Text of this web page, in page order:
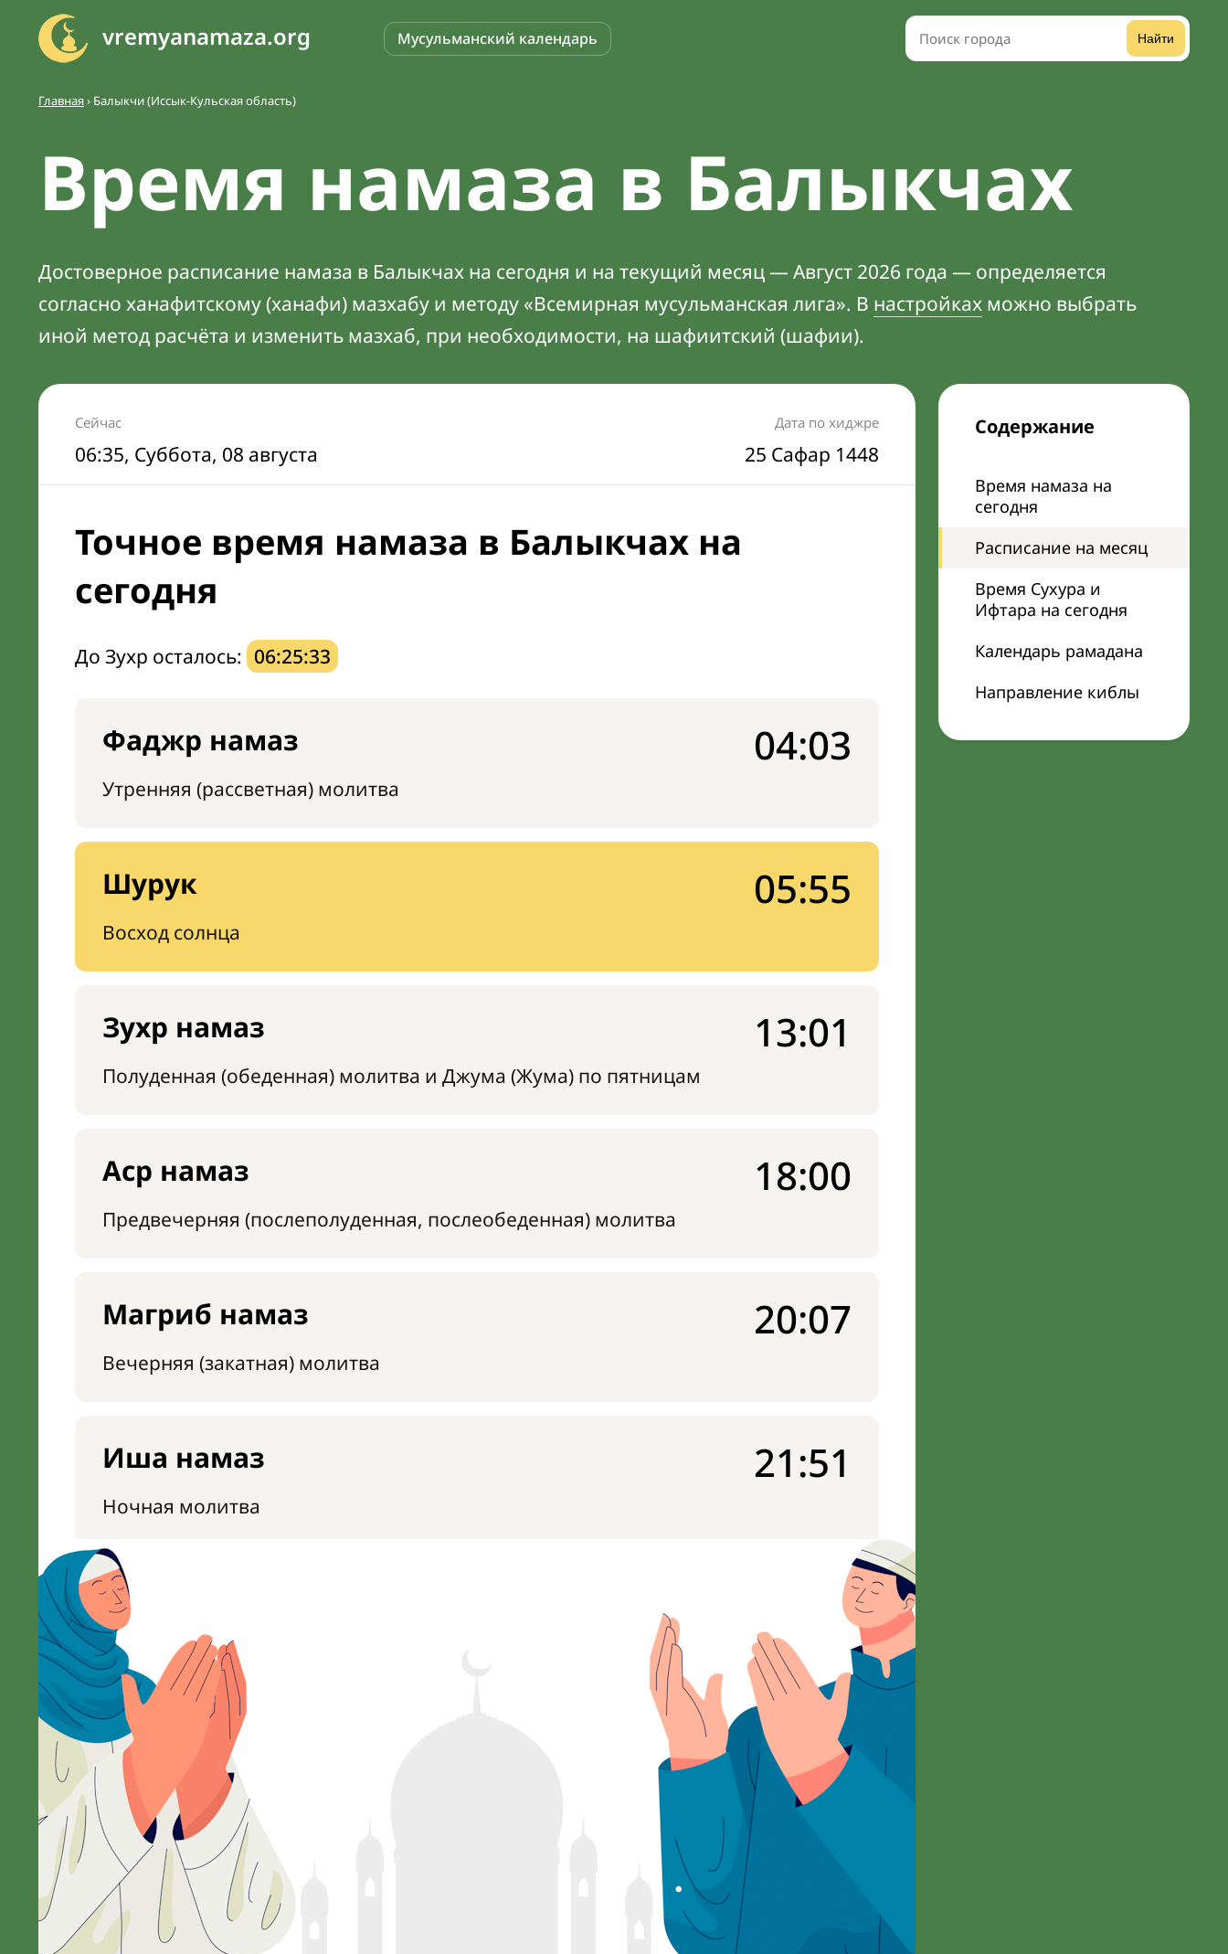
vremyanamaza.org Мусульманский календарь Найти
Главная› Балыкчи (Иссык-Кульская область)
Время намаза в Балыкчах
Достоверное расписание намаза в Балыкчах на сегодня и на текущий месяц — Август 2026 года — определяется
согласно ханафитскому (ханафи) мазхабу и методу «Всемирная мусульманская лига». В настройках можно выбрать
иной метод расчёта и изменить мазхаб, при необходимости, на шафиитский (шафии).
Содержание
Время намаза на
сегодня
Расписание на месяц
Время Сухура и
Ифтара на сегодня
Календарь рамадана
Направление киблы
Сейчас
06:35, Суббота, 08 августа
Дата по хиджре
25 Сафар 1448
Точное время намаза в Балыкчах на
сегодня
До Зухр осталось: 06:25:32
Фаджр намаз
Утренняя (рассветная) молитва
04:03
Шурук
Восход солнца
05:55
Зухр намаз
Полуденная (обеденная) молитва и Джума (Жума) по пятницам
13:01
Аср намаз
Предвечерняя (послеполуденная, послеобеденная) молитва
18:00
Магриб намаз
Вечерняя (закатная) молитва
20:07
Иша намаз
Ночная молитва
21:51